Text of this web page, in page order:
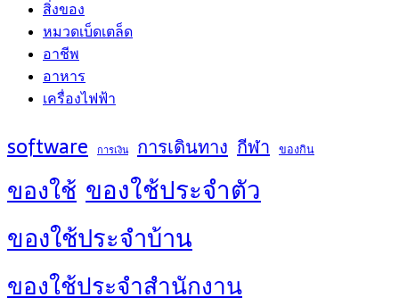
สิ่งของ
หมวดเบ็ดเตล็ด
อาชีพ
อาหาร
เครื่องไฟฟ้า
software การเงิน การเดินทาง กีฬา ของกิน
ของใช้ ของใช้ประจำตัว
ของใช้ประจำบ้าน
ของใช้ประจำสำนักงาน